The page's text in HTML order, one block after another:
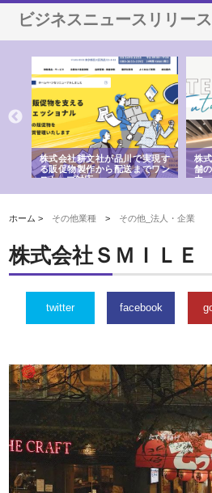
ビジネスニュースリリース
株式会社耕文社が品川で実現す
る販促物製作から配送までワン
ストップ対応
株
舗
由
ホーム > その他業種 > その他_法人・企業
株式会社ＳＭＩＬＥ
twitter facebook